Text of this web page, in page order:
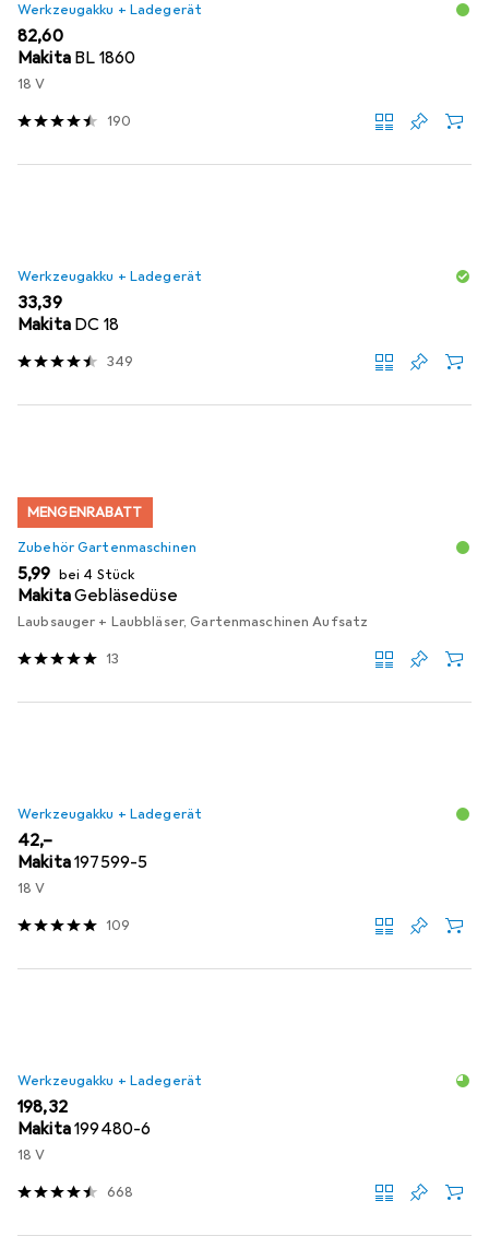
Werkzeugakku + Ladegerät
EUR
82,60
Makita BL 1860
18 V
190
Werkzeugakku + Ladegerät
EUR
33,39
Makita DC 18
349
MENGENRABATT
Zubehör Gartenmaschinen
EUR
5,99 bei 4 Stück
MakitaGebläsedüse
Laubsauger + Laubbläser, Gartenmaschinen Aufsatz
13
Werkzeugakku + Ladegerät
EUR
42,–
Makita197599-5
18 V
109
Werkzeugakku + Ladegerät
EUR
198,32
Makita199480-6
18 V
668